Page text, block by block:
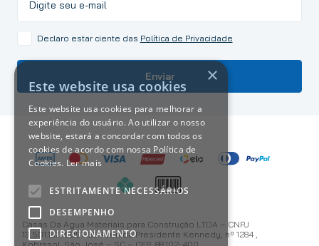
Declaro estar ciente das Política de Privacidade
Enviar
Casas Da Água Materiais para Construção LTDA – CNPJ
13.501.187/0001-59 Avenida Presidente Kennedy, nº 1284 ,
×
Este website usa cookies
Este website usa cookies para melhorar a
experiência do usuário. Ao utilizar o nosso
website, estará a concordar com todos os
cookies de acordo com nossa Política de
Cookies. Ler mais
ESTRITAMENTE NECESSÁRIOS
DESEMPENHO
DIRECIONAMENTO